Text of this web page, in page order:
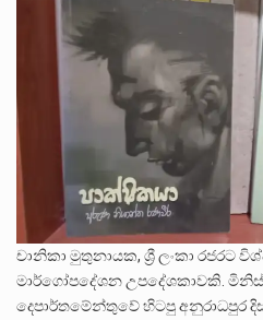
චානිකා මුතුනායක, ශ්‍රී ලංකා රජරට
මාර්ගෝපදේශන උපදේශකාවකි. මිනිස්
දෙපාර්තමේන්තුවේ හිටපු අනුරාධපුර